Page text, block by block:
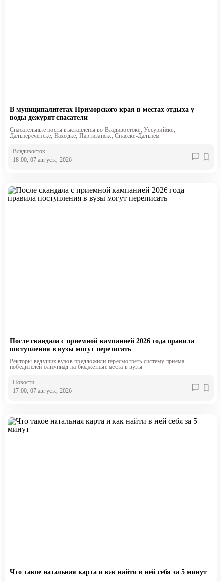
В муниципалитетах Приморского края в местах отдыха у
воды дежурят спасатели
Спасательные посты выставлены во Владивостоке, Уссурийске,
Дальнереченске, Находке, Партизанске, Спасске-Дальнем
Владивосток
18:00, 07 августа, 2026
После скандала с приемной кампанией 2026 года правила
поступления в вузы могут переписать
Ректоры ведущих вузов предложили пересмотреть систему приема
победителей олимпиад на бюджетные места в вузы
Новости
17:00, 07 августа, 2026
Что такое натальная карта и как найти в ней себя за 5 минут